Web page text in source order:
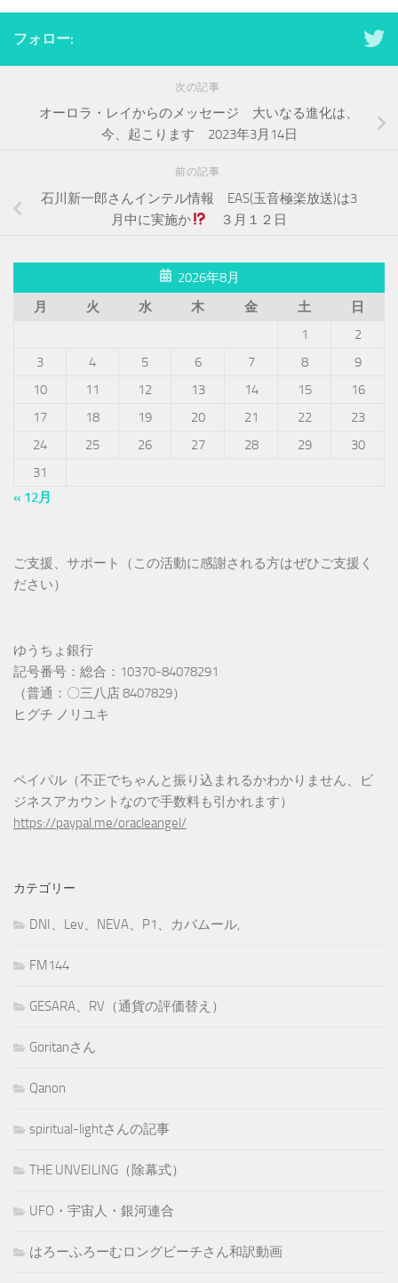
フォロー:
次の記事
オーロラ・レイからのメッセージ 大いなる進化は、
今、起こります 2023年3月14日
前の記事
石川新一郎さんインテル情報 EAS(玉音極楽放送)は3
月中に実施か
３月１２日
2026年8月
月
火 水 木 金 土
日
1
2
3
4 5 6 7 8
9
10
11 12 13 14 15
16
17
18 19 20 21 22
23
24
25 26 27 28 29
30
31
« 12月
ご支援、サポート（この活動に感謝される方はぜひご支援く
ださい）
ゆうちょ銀行
記号番号：総合：10370-84078291
（普通：〇三八店 8407829）
ヒグチ ノリユキ
ペイパル（不正でちゃんと振り込まれるかわかりません、ビ
ジネスアカウントなので手数料も引かれます）
https://paypal.me/oracleangel/
カテゴリー
DNI、Lev、NEVA、P1、カバムール,
FM144
GESARA、RV（通貨の評価替え）
Goritanさん
Qanon
spiritual-lightさんの記事
THE UNVEILING（除幕式）
UFO・宇宙人・銀河連合
はろーふろーむロングビーチさん和訳動画